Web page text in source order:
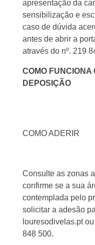
apresentação da
sensibilização e
caso de dúvida
antes de abrir a
através do nº. 219
COMO FUNCIONA
DEPOSIÇÃO
COMO ADERIR
Consulte as zonas
confirme se a sua
contemplada pelo
solicitar a adesão
louresodivelas.pt
848 500.